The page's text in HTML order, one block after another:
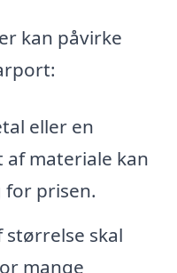
kan påvirke
eller en
af materiale kan
prisen.
størrelse skal
mange